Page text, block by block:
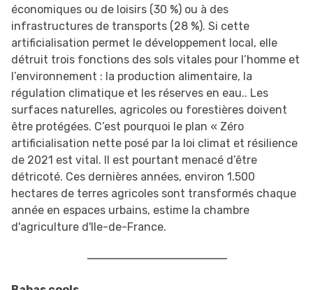
économiques ou de loisirs (30 %) ou à des
infrastructures de transports (28 %). Si cette
artificialisation permet le développement local, elle
détruit trois fonctions des sols vitales pour l’homme et
l’environnement : la production alimentaire, la
régulation climatique et les réserves en eau.. Les
surfaces naturelles, agricoles ou forestières doivent
être protégées. C’est pourquoi le plan « Zéro
artificialisation nette posé par la loi climat et résilience
de 2021 est vital. Il est pourtant menacé d’être
détricoté. Ces dernières années, environ 1.500
hectares de terres agricoles sont transformés chaque
année en espaces urbains, estime la chambre
d'agriculture d'Ile-de-France.